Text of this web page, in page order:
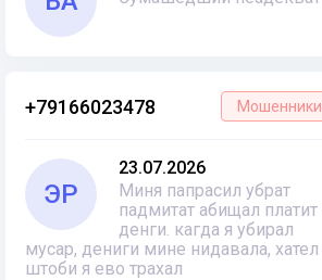
+79166023478 Мошенники
ЭР
23.07.2026
Миня папрасил убрат
падмитат абищал платит
денги. кагда я убирал
мусар, дениги мине нидавала, хател
штоби я ево трахал